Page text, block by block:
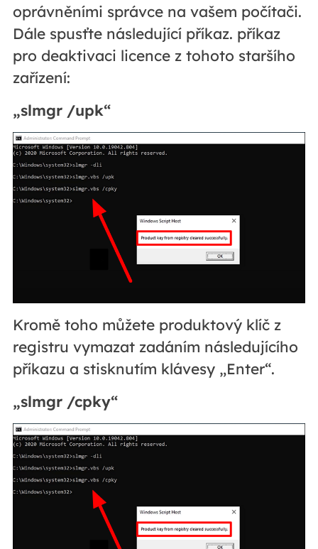
oprávněními správce na vašem počítači.
Dále spusťte následující příkaz. příkaz
pro deaktivaci licence z tohoto staršího
zařízení:
„slmgr /upk“
Kromě toho můžete produktový klíč z
registru vymazat zadáním následujícího
příkazu a stisknutím klávesy „Enter“.
„slmgr /cpky“